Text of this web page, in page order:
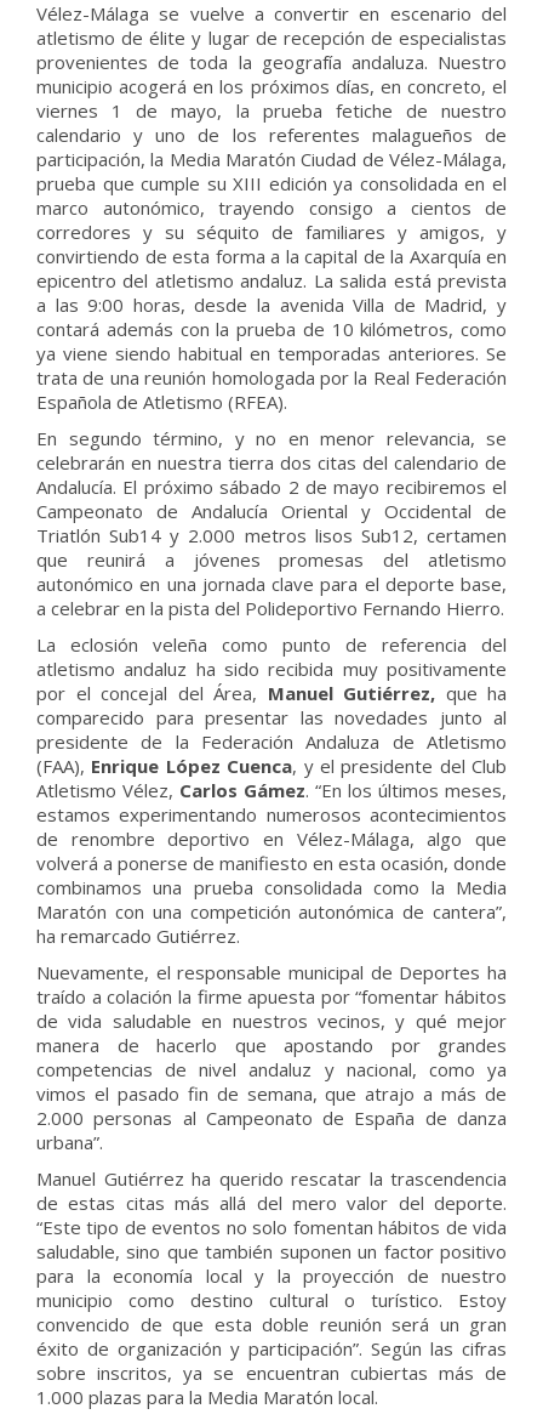
Vélez-Málaga se vuelve a convertir en escenario del
atletismo de élite y lugar de recepción de especialistas
provenientes de toda la geografía andaluza. Nuestro
municipio acogerá en los próximos días, en concreto, el
viernes 1 de mayo, la prueba fetiche de nuestro
calendario y uno de los referentes malagueños de
participación, la Media Maratón Ciudad de Vélez-Málaga,
prueba que cumple su XIII edición ya consolidada en el
marco autonómico, trayendo consigo a cientos de
corredores y su séquito de familiares y amigos, y
convirtiendo de esta forma a la capital de la Axarquía en
epicentro del atletismo andaluz. La salida está prevista
a las 9:00 horas, desde la avenida Villa de Madrid, y
contará además con la prueba de 10 kilómetros, como
ya viene siendo habitual en temporadas anteriores. Se
trata de una reunión homologada por la Real Federación
Española de Atletismo (RFEA).
En segundo término, y no en menor relevancia, se
celebrarán en nuestra tierra dos citas del calendario de
Andalucía. El próximo sábado 2 de mayo recibiremos el
Campeonato de Andalucía Oriental y Occidental de
Triatlón Sub14 y 2.000 metros lisos Sub12, certamen
que reunirá a jóvenes promesas del atletismo
autonómico en una jornada clave para el deporte base,
a celebrar en la pista del Polideportivo Fernando Hierro.
La eclosión veleña como punto de referencia del
atletismo andaluz ha sido recibida muy positivamente
por el concejal del Área, Manuel Gutiérrez, que ha
comparecido para presentar las novedades junto al
presidente de la Federación Andaluza de Atletismo
(FAA), Enrique López Cuenca, y el presidente del Club
Atletismo Vélez, Carlos Gámez. “En los últimos meses,
estamos experimentando numerosos acontecimientos
de renombre deportivo en Vélez-Málaga, algo que
volverá a ponerse de manifiesto en esta ocasión, donde
combinamos una prueba consolidada como la Media
Maratón con una competición autonómica de cantera”,
ha remarcado Gutiérrez.
Nuevamente, el responsable municipal de Deportes ha
traído a colación la firme apuesta por “fomentar hábitos
de vida saludable en nuestros vecinos, y qué mejor
manera de hacerlo que apostando por grandes
competencias de nivel andaluz y nacional, como ya
vimos el pasado fin de semana, que atrajo a más de
2.000 personas al Campeonato de España de danza
urbana”.
Manuel Gutiérrez ha querido rescatar la trascendencia
de estas citas más allá del mero valor del deporte.
“Este tipo de eventos no solo fomentan hábitos de vida
saludable, sino que también suponen un factor positivo
para la economía local y la proyección de nuestro
municipio como destino cultural o turístico. Estoy
convencido de que esta doble reunión será un gran
éxito de organización y participación”. Según las cifras
sobre inscritos, ya se encuentran cubiertas más de
1.000 plazas para la Media Maratón local.